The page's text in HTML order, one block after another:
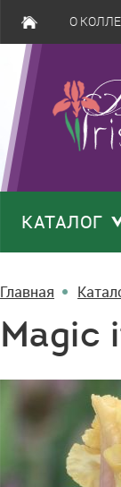
О
КАТАЛОГ
Главная
Magic
Magic